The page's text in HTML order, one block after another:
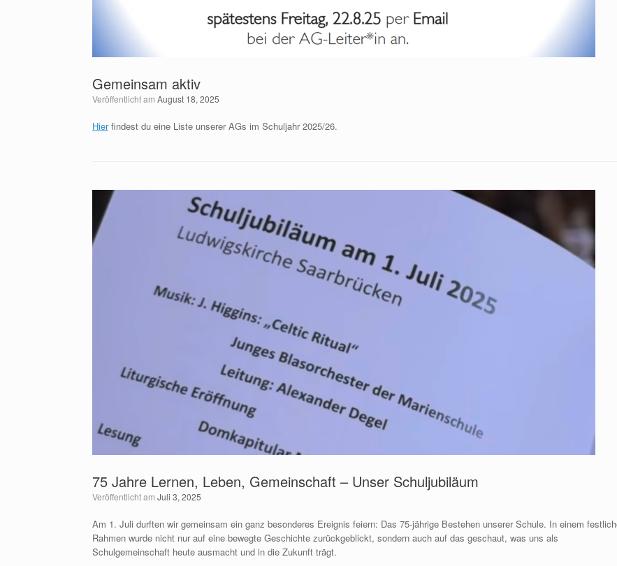
Gemeinsam aktiv
Veröffentlicht am August 18, 2025
Hierfindest du eine Liste unserer AGs im Schuljahr 2025/26.
75 Jahre Lernen, Leben, Gemeinschaft – Unser Schuljubiläum
Veröffentlicht am Juli 3, 2025
Am 1. Juli durften wir gemeinsam ein ganz besonderes Ereignis feiern: Das 75-jährige Bestehen unserer Schule. In einem
Rahmen wurde nicht nur auf eine bewegte Geschichte zurückgeblickt, sondern auch auf das geschaut, was uns als
Schulgemeinschaft heute ausmacht und in die Zukunft trägt.